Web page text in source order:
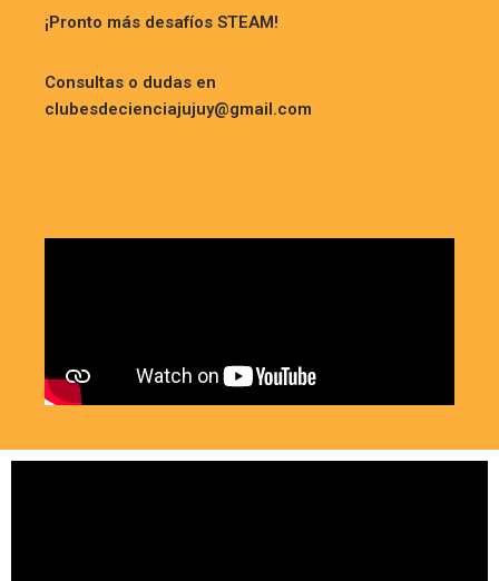
¡Pronto más desafíos STEAM!
Consultas o dudas en
clubesdecienciajujuy@gmail.com